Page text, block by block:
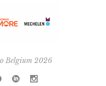
Belgium 2026